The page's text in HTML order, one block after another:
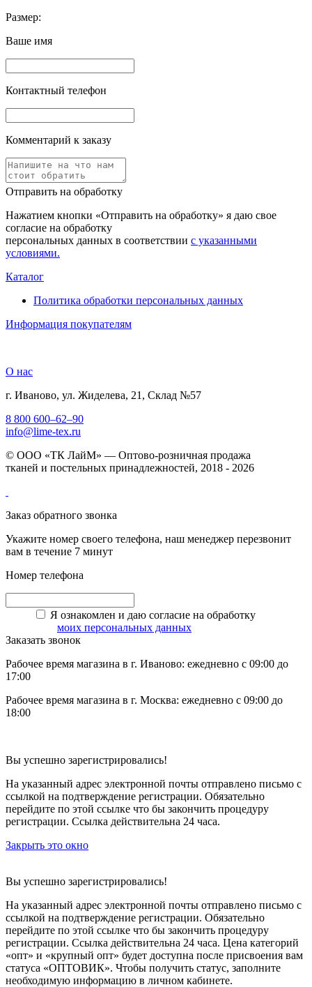
Размер:
Ваше имя
Контактный телефон
Комментарий к заказу
Отправить на обработку
Нажатием кнопки «Отправить на обработку» я даю свое
согласие на обработку
персональных данных в соответствии с указанными
условиями.
Каталог
Политика обработки персональных данных
Информация покупателям
О нас
г. Иваново, ул. Жиделева, 21, Склад №57
8 800 600–62–90
info@lime-tex.ru
© ООО «ТК ЛайМ» — Оптово-розничная продажа
тканей и постельных принадлежностей, 2018 - 2026
Заказ обратного звонка
Укажите номер своего телефона, наш менеджер перезвонит
вам в течение 7 минут
Номер телефона
Я ознакомлен и даю согласие на обработку
моих персональных данных
Заказать звонок
Рабочее время магазина в г. Иваново: ежедневно с 09:00 до
17:00
Рабочее время магазина в г. Москва: ежедневно с 09:00 до
18:00
Вы успешно зарегистрировались!
На указанный адрес электронной почты отправлено письмо с
ссылкой на подтверждение регистрации. Обязательно
перейдите по этой ссылке что бы закончить процедуру
регистрации. Ссылка действительна 24 часа.
Закрыть это окно
Вы успешно зарегистрировались!
На указанный адрес электронной почты отправлено письмо с
ссылкой на подтверждение регистрации. Обязательно
перейдите по этой ссылке что бы закончить процедуру
регистрации. Ссылка действительна 24 часа. Цена категорий
«опт» и «крупный опт» будет доступна после присвоения вам
статуса «ОПТОВИК». Чтобы получить статус, заполните
необходимую информацию в личном кабинете.